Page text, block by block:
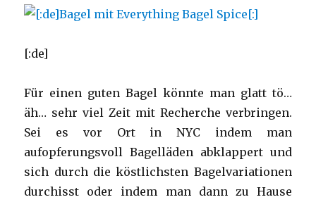
[:de]
Für einen guten Bagel könnte man glatt tö…
äh… sehr viel Zeit mit Recherche verbringen.
Sei es vor Ort in NYC indem man
aufopferungsvoll Bagelläden abklappert und
sich durch die köstlichsten Bagelvariationen
durchisst oder indem man dann zu Hause